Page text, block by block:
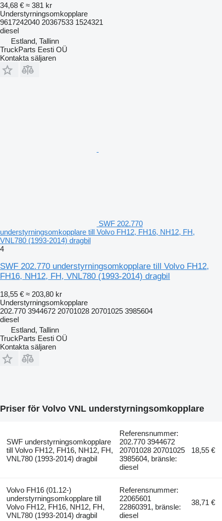
34,68 € ≈ 381 kr
Understyrningsomkopplare
9617242040 20367533 1524321
diesel
Estland, Tallinn
TruckParts Eesti OÜ
Kontakta säljaren
SWF 202.770
understyrningsomkopplare till Volvo FH12, FH16, NH12, FH,
VNL780 (1993-2014) dragbil
4
SWF 202.770 understyrningsomkopplare till Volvo FH12,
FH16, NH12, FH, VNL780 (1993-2014) dragbil
18,55 € ≈ 203,80 kr
Understyrningsomkopplare
202.770 3944672 20701028 20701025 3985604
diesel
Estland, Tallinn
TruckParts Eesti OÜ
Kontakta säljaren
Priser för Volvo VNL understyrningsomkopplare
SWF understyrningsomkopplare
till Volvo FH12, FH16, NH12, FH,
VNL780 (1993-2014) dragbil
Referensnummer:
202.770 3944672
20701028 20701025
3985604, bränsle:
diesel
18,55 €
Volvo FH16 (01.12-)
understyrningsomkopplare till
Volvo FH12, FH16, NH12, FH,
VNL780 (1993-2014) dragbil
Referensnummer:
22065601
22860391, bränsle:
diesel
38,71 €